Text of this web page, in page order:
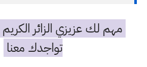
مهم لك عزيزي الزائر
تواجدك معنا